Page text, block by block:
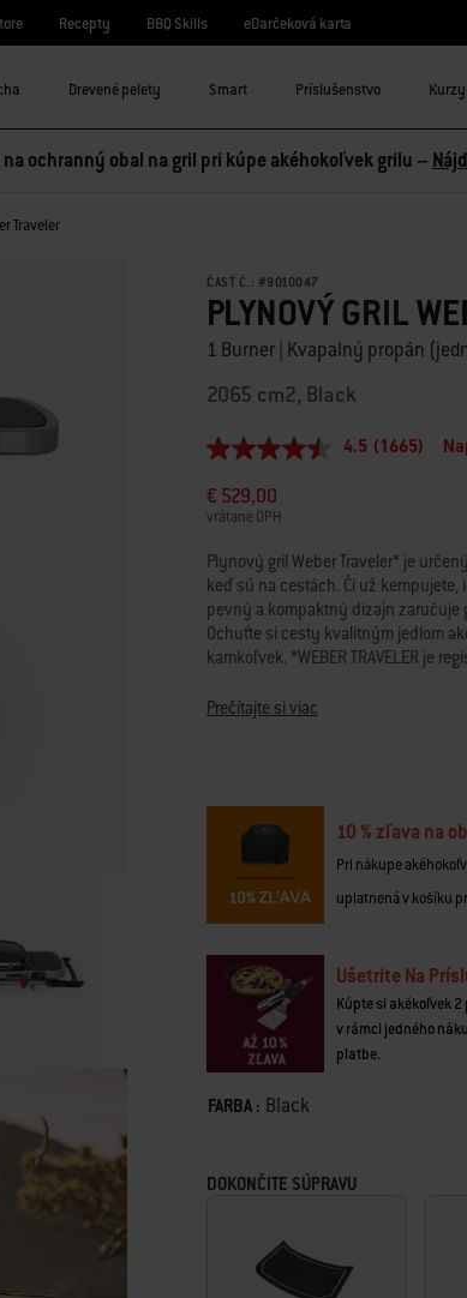
Recepty BBQ Skills eDarčeková karta
Drevené pelety Smart Príslušenstvo
ochranný obal na gril pri kúpe akéhokoľvek grilu –
Traveler
ČASŤ Č.: #9010047
PLYNOVÝ GRIL
1 Burner | Kvapalný propán
2065 cm2, Black
4.5
5
hviezdičiek,
hodnota
hodnotenia.
Read
1665
Reviews.
Odkaz
na
istú
stránku.
4.5 (1665)
€ 529,00
vrátane DPH
Plynový gril Weber Traveler* je
keď sú na cestách. Či už
pevný a kompaktný dizajn zaručuje
Ochuťte si cesty kvalitným jedlom
kamkoľvek. *WEBER TRAVELER je
• Rozsah od nízkych po vysoké
prepečené steaky a ďalšie jedlá
• Jednoduchá preprava, takže vždy
• Gril je pripevnený na vozík, takže
Prečítajte si viac
10 % zľava na
Pri nákupe
uplatnená v košíku
Ušetrite Na
Kúpte si akékoľvek
v rámci jedného
platbe.
Color
FARBA : Black
DOKONČITE SÚPRAVU